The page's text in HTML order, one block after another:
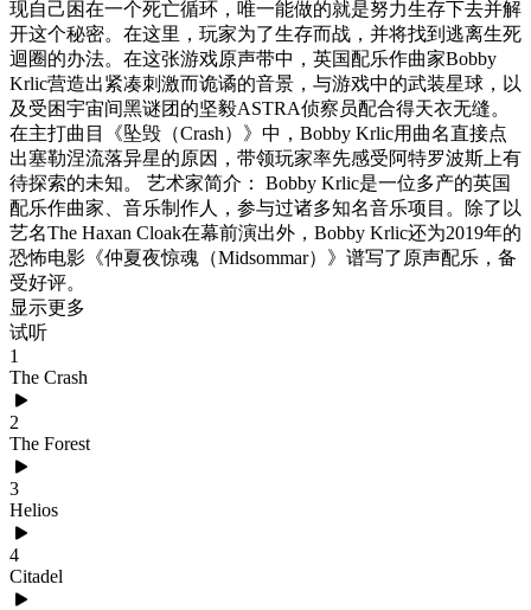
现自己困在一个死亡循环，唯一能做的就是努力生存下去并解
开这个秘密。在这里，玩家为了生存而战，并将找到逃离生死
迴圈的办法。在这张游戏原声带中，英国配乐作曲家Bobby
Krlic营造出紧凑刺激而诡谲的音景，与游戏中的武装星球，以
及受困宇宙间黑谜团的坚毅ASTRA侦察员配合得天衣无缝。
在主打曲目《坠毁（Crash）》中，Bobby Krlic用曲名直接点
出塞勒涅流落异星的原因，带领玩家率先感受阿特罗波斯上有
待探索的未知。 艺术家简介： Bobby Krlic是一位多产的英国
配乐作曲家、音乐制作人，参与过诸多知名音乐项目。除了以
艺名The Haxan Cloak在幕前演出外，Bobby Krlic还为2019年的
恐怖电影《仲夏夜惊魂（Midsommar）》谱写了原声配乐，备
受好评。
显示更多
试听
1
The Crash
2
The Forest
3
Helios
4
Citadel